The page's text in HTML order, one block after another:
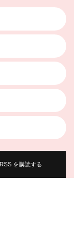
RSS を購読する